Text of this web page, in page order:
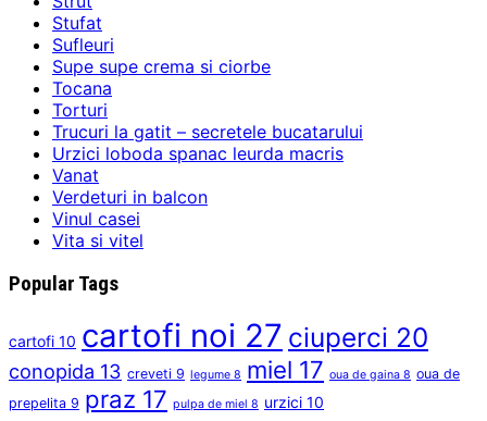
Stufat
Sufleuri
Supe supe crema si ciorbe
Tocana
Torturi
Trucuri la gatit – secretele bucatarului
Urzici loboda spanac leurda macris
Vanat
Verdeturi in balcon
Vinul casei
Vita si vitel
Popular Tags
cartofi 10 cartofi noi 27 ciuperci 20
conopida 13 creveti 9 legume 8 miel 17 oua de gaina 8 oua de
prepelita 9 praz 17 pulpa de miel 8 urzici 10